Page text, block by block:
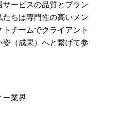
ービスの品質とブラン
たちは専門性の高いメン
チームでクライアント
（成果）へと繋げて参
ー業界